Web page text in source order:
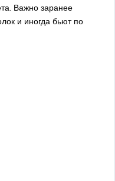
Важно заранее
и иногда бьют по